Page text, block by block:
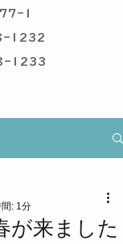
1
1232
1233
が来ました
: 1分